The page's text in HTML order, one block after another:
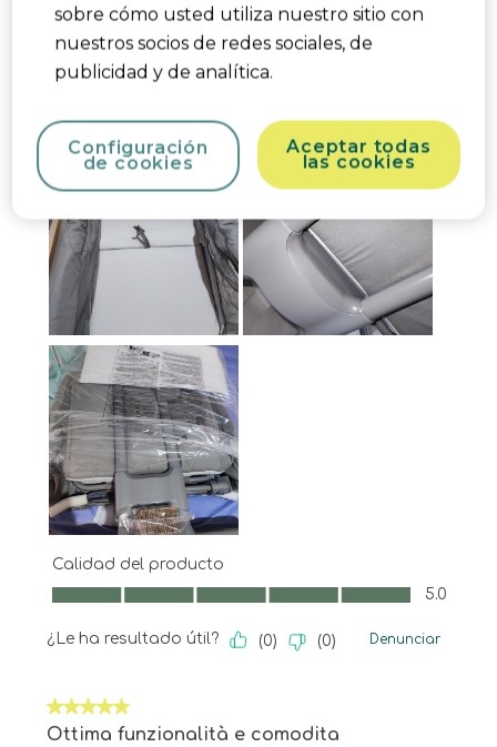
Calidad del producto
Calidad del producto, 5.0 de 5
5.0
¿Le ha resultado útil? (0) (0) Denunciar
5 de 5 estrellas.
Ottima funzionalità e comodita
sobre cómo usted utiliza nuestro sitio con
nuestros socios de redes sociales, de
publicidad y de analítica.
Aceptar todas
las cookies
Configuración
de cookies